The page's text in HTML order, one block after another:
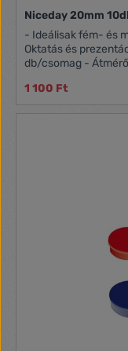
Niceday 20mm
- Ideálisak fém- és
Oktatás és
db/csomag -
1 100 Ft